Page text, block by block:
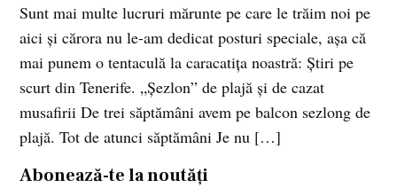
Sunt mai multe lucruri mărunte pe care le trăim noi pe
aici şi cărora nu le-am dedicat posturi speciale, aşa că
mai punem o tentaculă la caracatiţa noastră: Ştiri pe
scurt din Tenerife. „Şezlon” de plajă şi de cazat
musafirii De trei săptămâni avem pe balcon sezlong de
plajă. Tot de atunci săptămâni Je nu […]
Abonează-te la noutăți